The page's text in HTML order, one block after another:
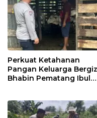
Perkuat Ketahanan
Pangan Keluarga
Bhabin Pematang Ibul